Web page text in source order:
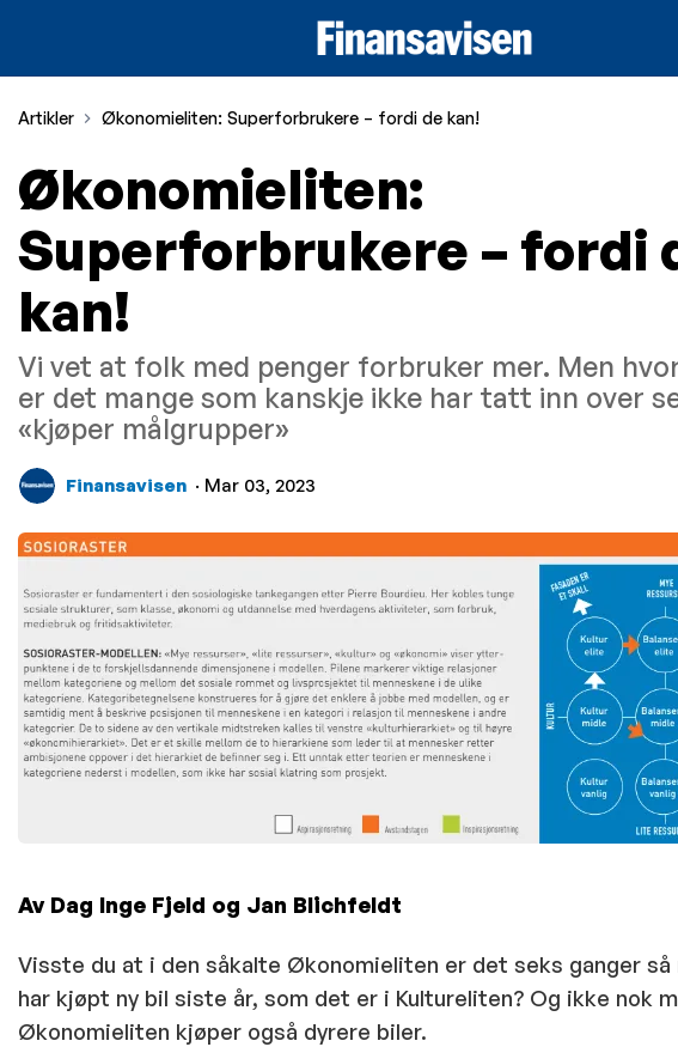
Artikler Økonomieliten: Superforbrukere – fordi de kan!
Økonomieliten:
Superforbrukere – fordi
kan!
Vi vet at folk med penger forbruker mer. Men
er det mange som kanskje ikke har tatt inn over
«kjøper målgrupper»
Finansavisen · Mar 03, 2023
Av Dag Inge Fjeld og Jan Blichfeldt
Visste du at i den såkalte Økonomieliten er det seks ganger så
har kjøpt ny bil siste år, som det er i Kultureliten? Og ikke nok
Økonomieliten kjøper også dyrere biler.